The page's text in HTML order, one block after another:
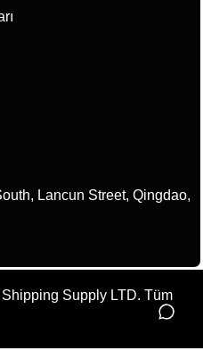
Lancun Street, Qingdao,
Supply LTD. Tüm